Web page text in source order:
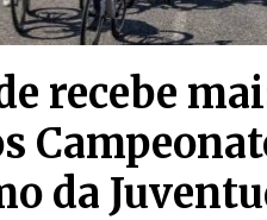
recebe
da